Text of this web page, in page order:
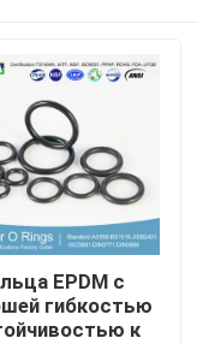
EPDM с
гибкостью
к